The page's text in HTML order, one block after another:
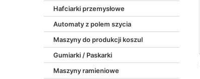
Hafciarki przemysłowe
Automaty z polem szycia
Maszyny do produkcji koszul
Gumiarki / Paskarki
Maszyny ramieniowe